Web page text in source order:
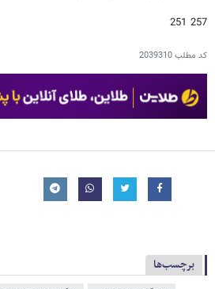
257 251
کد مطلب2039310
برچسب‌ها